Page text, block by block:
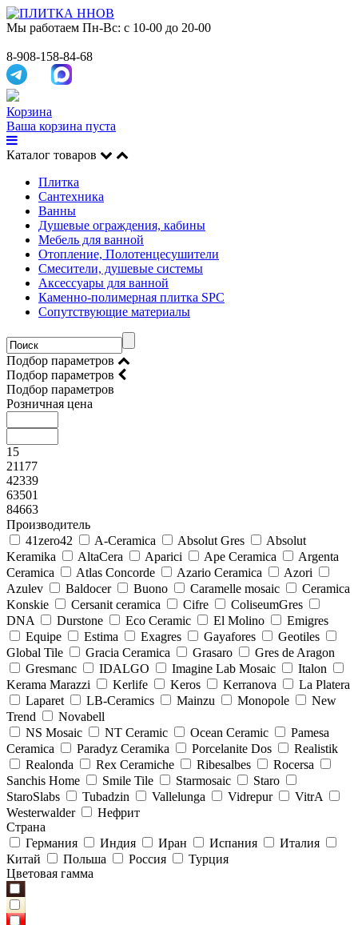
Мы работаем Пн-Вс: с 10-00 до 20-00
8-908-158-84-68
Корзина
Ваша корзина пуста
Каталог товаров
Плитка
Сантехника
Ванны
Душевые ограждения, кабины
Мебель для ванной
Отопление, Полотенцесушители
Смесители, душевые системы
Аксессуары для ванной
Каменно-полимерная плитка SPC
Сопутствующие материалы
Подбор параметров
Подбор параметров
Подбор параметров
Розничная цена
15
21177
42339
63501
84663
Производитель
41zero42
A-Ceramica Absolut Gres
Absolut
Keramika
AltaCera Aparici Ape Ceramica
Argenta
Ceramica
Atlas Concorde Azario Ceramica
Azori
Azulev
Baldocer Buono Caramelle mosaic
Ceramica
Konskie
Cersanit ceramica Cifre
ColiseumGres
DNA
Durstone Eco Ceramic El Molino
Emigres
Equipe
Estima Exagres Gayafores
Geotiles
Global Tile
Gracia Ceramica Grasaro
Gres de Aragon
Gresmanc
IDALGO Imagine Lab Mosaic
Italon
Kerama Marazzi
Kerlife Keros Kerranova
La Platera
Laparet
LB-Ceramics Mainzu Monopole
New
Trend
Novabell
NS Mosaic
NT Ceramic Ocean Ceramic
Pamesa
Ceramica
Paradyz Сeramika Porcelanite Dos
Realistik
Realonda
Rex Ceramiche Ribesalbes
Rocersa
Sanchis Home
Smile Tile Starmosaic
Staro
StaroSlabs
Tubadzin Vallelunga Vidrepur
VitrA
Westerwalder
Нефрит
Страна
Германия
Индия Иран Испания
Италия
Китай
Польша Россия
Турция
Цветовая гамма